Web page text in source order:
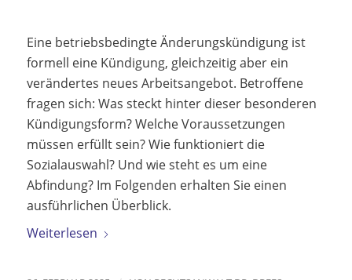
Eine betriebsbedingte Änderungskündigung ist
formell eine Kündigung, gleichzeitig aber ein
verändertes neues Arbeitsangebot. Betroffene
fragen sich: Was steckt hinter dieser besonderen
Kündigungsform? Welche Voraussetzungen
müssen erfüllt sein? Wie funktioniert die
Sozialauswahl? Und wie steht es um eine
Abfindung? Im Folgenden erhalten Sie einen
ausführlichen Überblick.
Weiterlesen